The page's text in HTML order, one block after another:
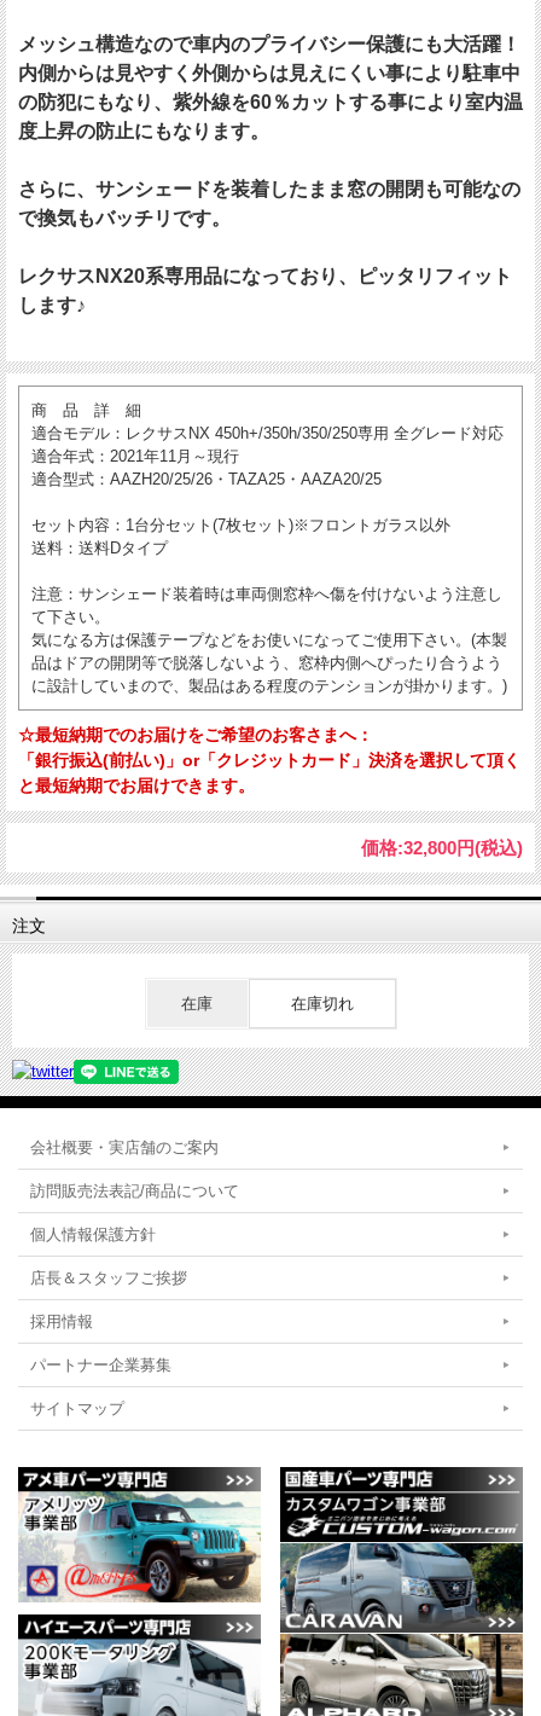
メッシュ構造なので車内のプライバシー保護にも大活躍！
内側からは見やすく外側からは見えにくい事により駐車中
の防犯にもなり、紫外線を60％カットする事により室内温
度上昇の防止にもなります。
さらに、サンシェードを装着したまま窓の開閉も可能なの
で換気もバッチリです。
レクサスNX20系専用品になっており、ピッタリフィット
します♪
商 品 詳 細
適合モデル ：レクサスNX 450h+/350h/350/250専用 全グレード対応
適合年式 ：2021年11月～現行
適合型式 ：AAZH20/25/26・TAZA25・AAZA20/25
セット内容 ：1台分セット(7枚セット)※フロントガラス以外
送料 ：送料Dタイプ
注意 ：サンシェード装着時は車両側窓枠へ傷を付けないよう注意し
て下さい。
気になる方は保護テープなどをお使いになってご使用下さい。(本製
品はドアの開閉等で脱落しないよう、窓枠内側へぴったり合うよう
に設計していまので、製品はある程度のテンションが掛かります。)
☆最短納期でのお届けをご希望のお客さまへ：
「銀行振込(前払い)」or「クレジットカード」決済を選択して頂く
と最短納期でお届けできます。
価格:32,800円(税込)
注文
在庫 在庫切れ
会社概要・実店舗のご案内
訪問販売法表記/商品について
個人情報保護方針
店長＆スタッフご挨拶
採用情報
パートナー企業募集
サイトマップ